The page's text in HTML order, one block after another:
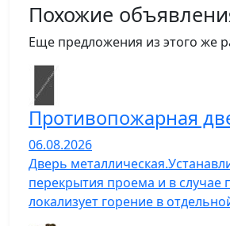
Похожие
Еще предложения из этого же
Противопожарная
06.08.2026
Дверь
перекрытия проема и в случае
локализует горение в